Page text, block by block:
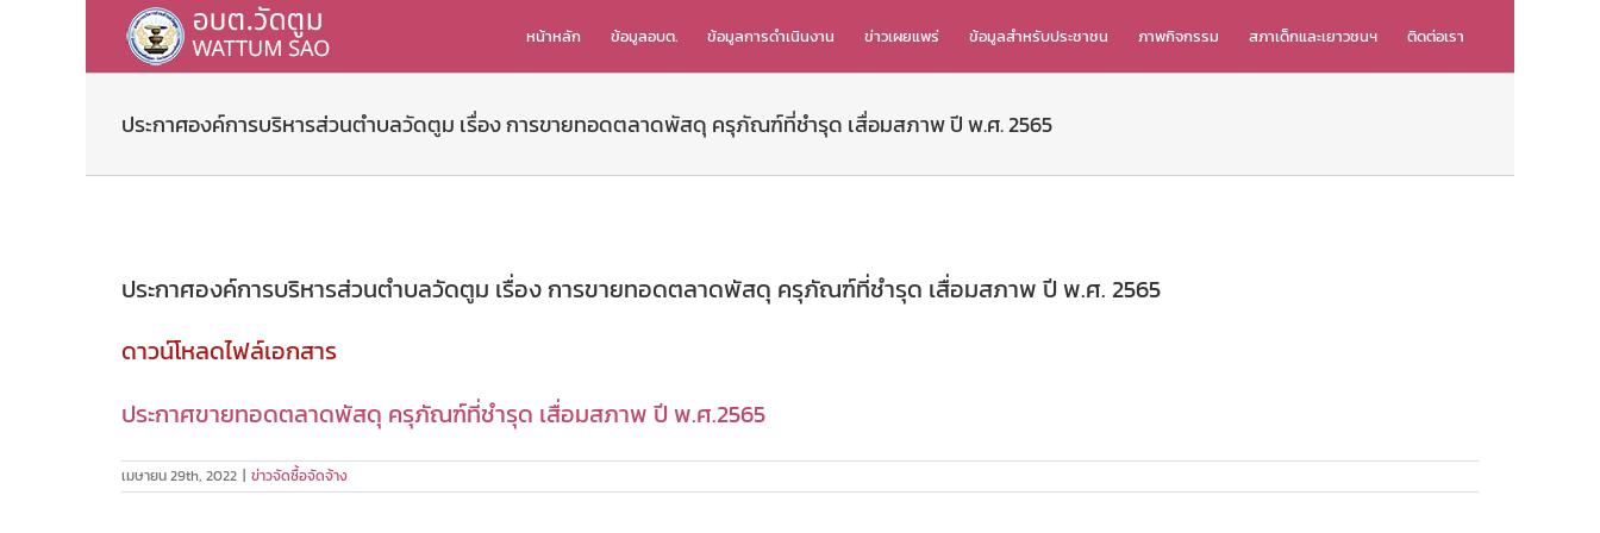
หน้าหลัก ข้อมูลอบต. ข้อมูลการดำเนินงาน ข่าวเผยแพร่ ข้อมูลสำหรับประชาชน ภาพกิจกรรม สภาเด็กและเยาวชนฯ ติดต่อเรา
ประกาศองค์การบริหารส่วนตำบลวัดตูม เรื่อง การขายทอดตลาดพัสดุ ครุภัณฑ์ที่ชำรุด เสื่อมสภาพ ปี พ.ศ. 2565
ประกาศองค์การบริหารส่วนตำบลวัดตูม เรื่อง การขายทอดตลาดพัสดุ ครุภัณฑ์ที่ชำรุด เสื่อมสภาพ ปี พ.ศ. 2565
ดาวน์โหลดไฟล์เอกสาร
ประกาศขายทอดตลาดพัสดุ ครุภัณฑ์ที่ชำรุด เสื่อมสภาพ ปี พ.ศ.2565
เมษายน 29th, 2022 ข่าวจัดซื้อจัดจ้าง